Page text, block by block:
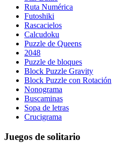
Ruta Numérica
Futoshiki
Rascacielos
Calcudoku
Puzzle de Queens
2048
Puzzle de bloques
Block Puzzle Gravity
Block Puzzle con Rotación
Nonograma
Buscaminas
Sopa de letras
Crucigrama
Juegos de solitario